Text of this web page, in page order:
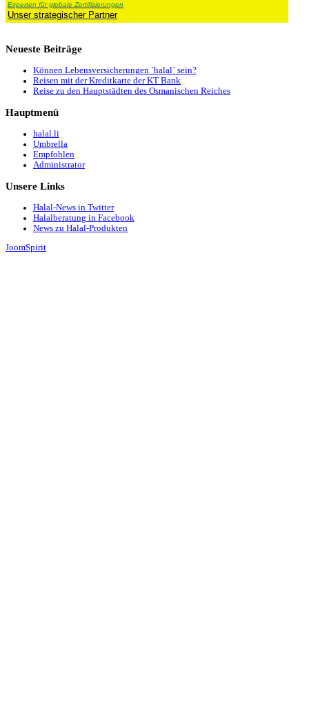
Experten für globale Zertifizierungen
Unser strategischer Partner
Neueste Beiträge
Können Lebensversicherungen ´halal´ sein?
Reisen mit der Kreditkarte der KT Bank
Reise zu den Hauptstädten des Osmanischen Reiches
Hauptmenü
halal.li
Umbrella
Empfohlen
Administrator
Unsere Links
Halal-News in Twitter
Halalberatung in Facebook
News zu Halal-Produkten
JoomSpirit